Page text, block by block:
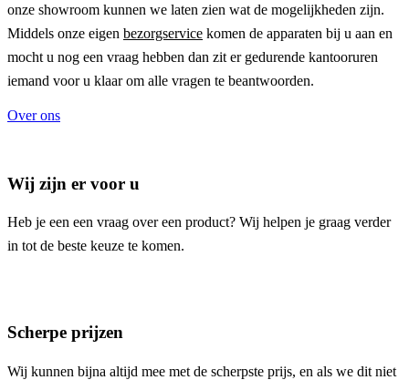
onze showroom kunnen we laten zien wat de mogelijkheden zijn.
Middels onze eigen bezorgservice komen de apparaten bij u aan en
mocht u nog een vraag hebben dan zit er gedurende kantooruren
iemand voor u klaar om alle vragen te beantwoorden.
Over ons
Wij zijn er voor u
Heb je een een vraag over een product? Wij helpen je graag verder
in tot de beste keuze te komen.
Scherpe prijzen
Wij kunnen bijna altijd mee met de scherpste prijs, en als we dit niet